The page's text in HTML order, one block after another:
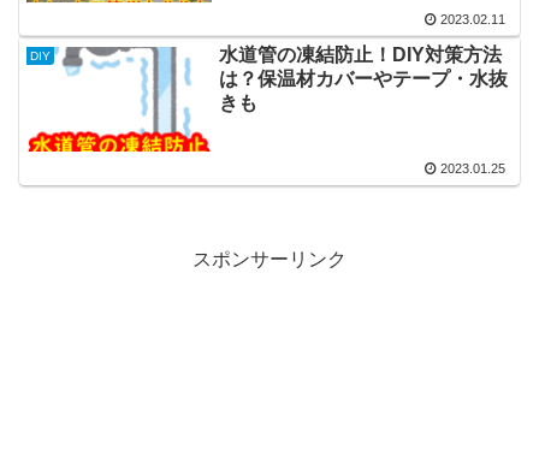
2023.02.11
DIY
水道管の凍結防止！DIY対策方法
は？保温材カバーやテープ・水抜
きも
2023.01.25
スポンサーリンク